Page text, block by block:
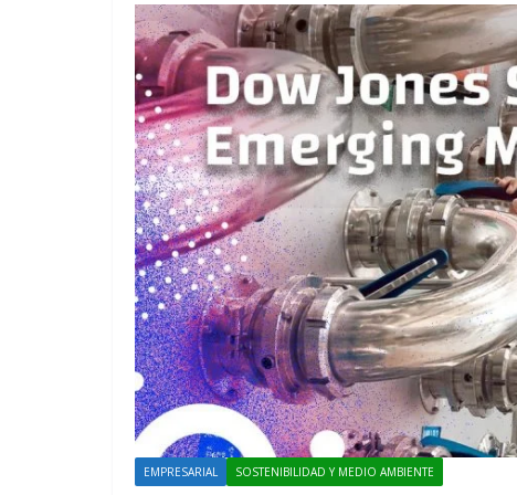
EMPRESARIAL SOSTENIBILIDAD Y MEDIO AMBIENTE
EVENTOS MÚSICA